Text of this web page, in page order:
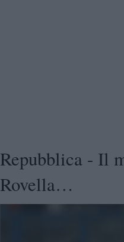
Repubblica - Il
Rovella…